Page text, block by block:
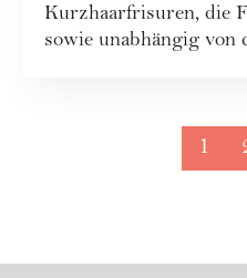
Kurzhaarfrisuren, die
sowie unabhängig
1